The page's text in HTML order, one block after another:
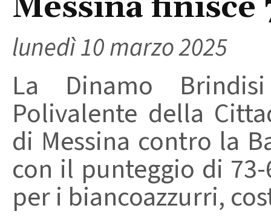
lunedì 10 marzo 2025
La Dinamo
Polivalente della
di Messina contro la
con il punteggio di
per i biancoazzurri,